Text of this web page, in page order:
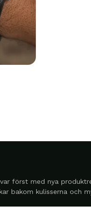
först med nya
bakom kulisserna och